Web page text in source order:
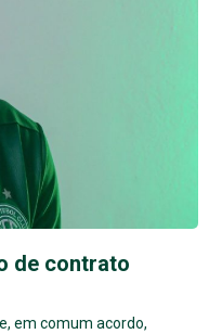
de contrato
em comum acordo,